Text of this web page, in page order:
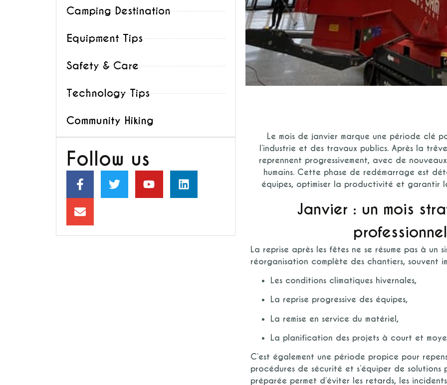
Camping Destination
Equipment Tips
Safety & Care
Technology Tips
Community Hiking
Follow us
Le mois de janvier marque une période clé
l’industrie et des travaux publics. Après la
reprennent progressivement, avec de
humains. Cette phase de redémarrage est
équipes, optimiser la productivité et garantir
Janvier : un mois
La reprise après les fêtes ne se résume pas à un
réorganisation complète des chantiers, souvent
Les conditions climatiques hivernales,
La reprise progressive des équipes,
La remise en service du matériel,
La planification des projets à court et
C’est également une période propice pour
procédures de sécurité et s’équiper de solutions
préparée permet d’éviter les retards, les